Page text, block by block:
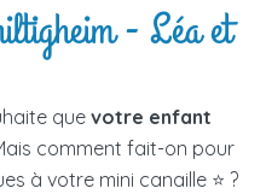
- Léa et
quevotre enfant
comment fait-on pour
à votre mini canaille ⭐ ?